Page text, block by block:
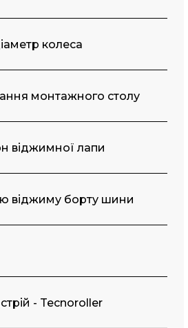
колеса
монтажного столу
віджимної лапи
віджиму борту шини
- Tecnoroller